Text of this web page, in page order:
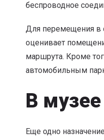
беспроводное
Для перемещения в
оценивает
маршрута. Кроме
автомобильным
В музее
Еще одно